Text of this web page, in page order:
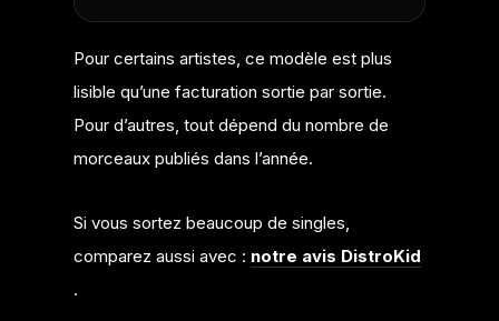
Pour certains artistes, ce modèle est plus
lisible qu’une facturation sortie par sortie.
Pour d’autres, tout dépend du nombre de
morceaux publiés dans l’année.
Si vous sortez beaucoup de singles,
comparez aussi avec : notre avis DistroKid
.